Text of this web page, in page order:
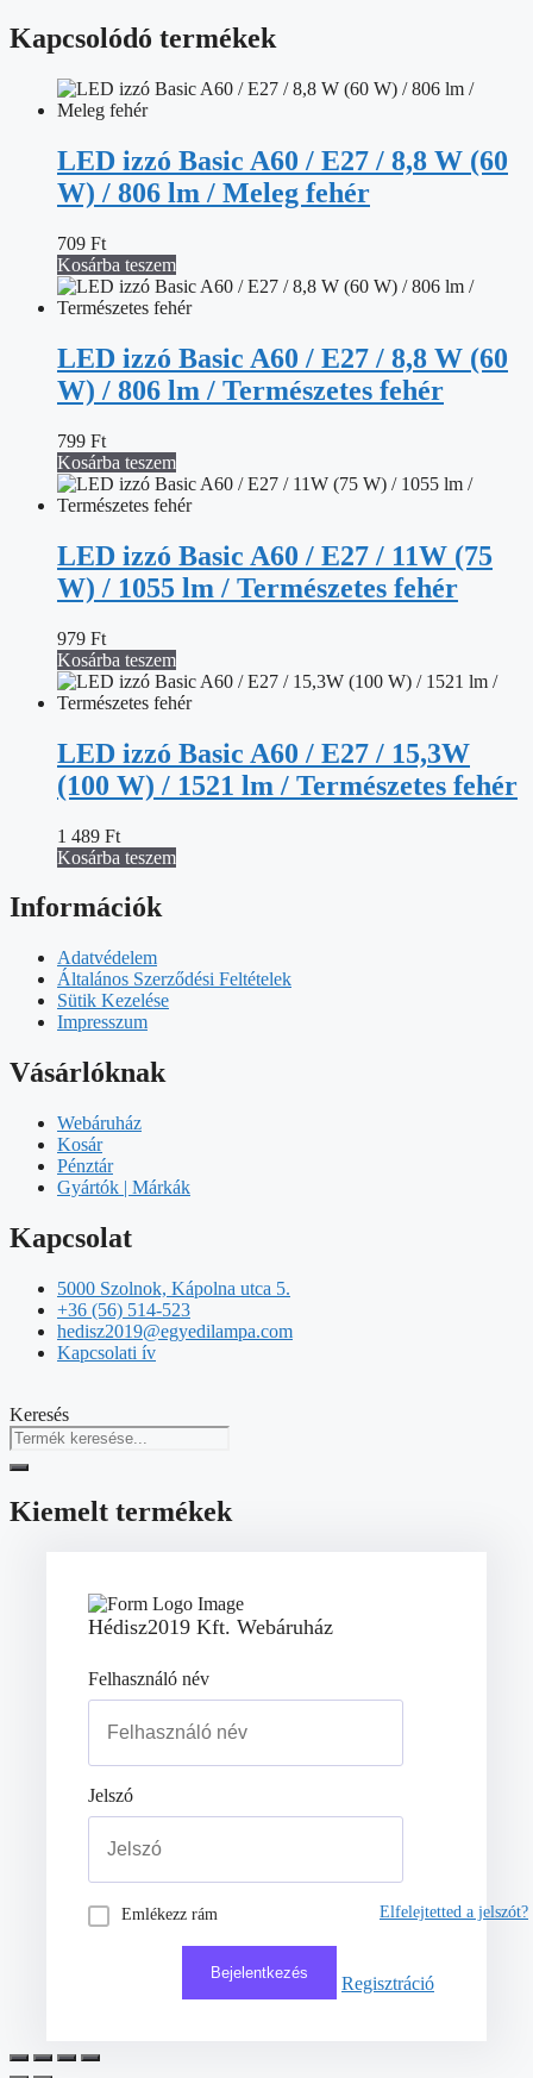
Kapcsolódó termékek
LED izzó Basic A60 / E27 / 8,8 W (60
W) / 806 lm / Meleg fehér
709 Ft
Kosárba teszem
LED izzó Basic A60 / E27 / 8,8 W (60
W) / 806 lm / Természetes fehér
799 Ft
Kosárba teszem
LED izzó Basic A60 / E27 / 11W (75
W) / 1055 lm / Természetes fehér
979 Ft
Kosárba teszem
LED izzó Basic A60 / E27 / 15,3W
(100 W) / 1521 lm / Természetes fehér
1 489 Ft
Kosárba teszem
Információk
Adatvédelem
Általános Szerződési Feltételek
Sütik Kezelése
Impresszum
Vásárlóknak
Webáruház
Kosár
Pénztár
Gyártók | Márkák
Kapcsolat
5000 Szolnok, Kápolna utca 5.
+36 (56) 514-523
hedisz2019@egyedilampa.com
Kapcsolati ív
Keresés
Kiemelt termékek
Hédisz2019 Kft. Webáruház
Felhasználó név
Jelszó
Emlékezz rám Elfelejtetted a jelszót?
Regisztráció